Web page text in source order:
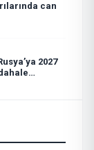
can
2027